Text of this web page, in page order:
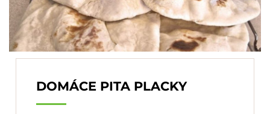
DOMÁCE PITA PLACKY